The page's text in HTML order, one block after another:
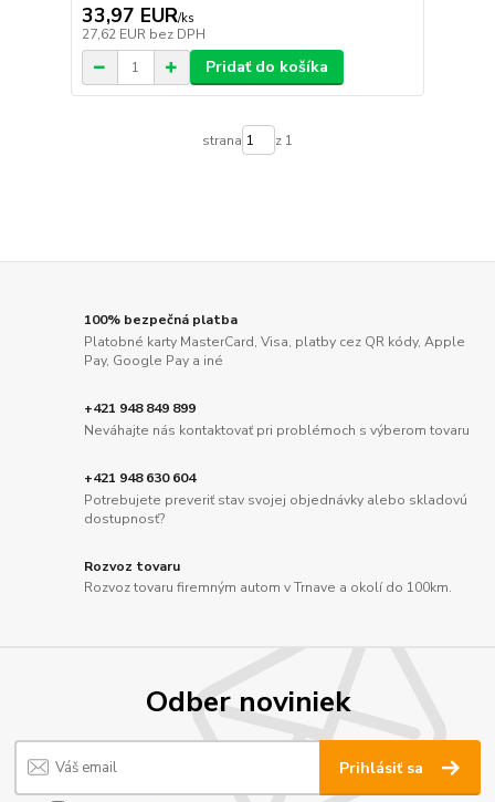
33,97 EUR/ks
27,62 EUR bez DPH
Pridať do košíka
strana z 1
100% bezpečná platba
Platobné karty MasterCard, Visa, platby cez QR kódy, Apple
Pay, Google Pay a iné
+421 948 849 899
Neváhajte nás kontaktovať pri problémoch s výberom tovaru
+421 948 630 604
Potrebujete preveriť stav svojej objednávky alebo skladovú
dostupnosť?
Rozvoz tovaru
Rozvoz tovaru firemným autom v Trnave a okolí do 100km.
Odber noviniek
Prihlásiť sa